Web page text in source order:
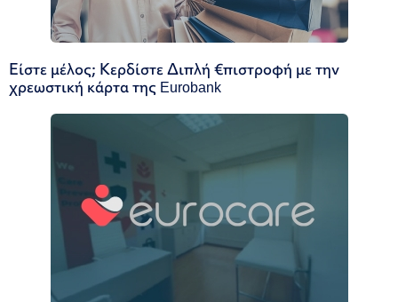
Είστε μέλος; Κερδίστε Διπλή €πιστροφή με την
χρεωστική κάρτα της Eurobank